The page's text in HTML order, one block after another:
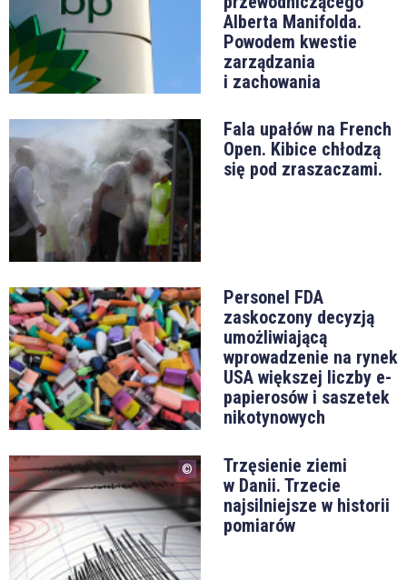
Alberta Manifolda.
Powodem kwestie
zarządzania
i zachowania
Fala upałów na French
Open. Kibice chłodzą
się pod zraszaczami.
Personel FDA
zaskoczony decyzją
umożliwiającą
wprowadzenie na rynek
USA większej liczby e-
papierosów i saszetek
nikotynowych
Trzęsienie ziemi
w Danii. Trzecie
najsilniejsze w historii
pomiarów